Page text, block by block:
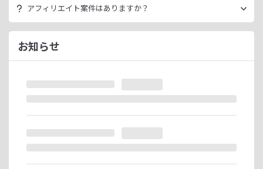
サジェスト情報を出さない仕様になっております。
今後はサジェスト以外のキーワード取得手段も有料プランに
て提供してまいりますので、そちらにて対応できる見通しで
ございます。
詳細は ラッコキーワードAPIドキュメント
い。
アフィリエイト案件はありますか？
ラッコIDアフィリエイトにて、「ラッコキーワード」のアフ
ィリエイト案件をお取り扱いいたしております。
無料のユーザー登録、利用開始（初回ログイン）と有料プラ
※ラッコIDの重複登録と思われる場合は、成果が発生いたし
ません。
ラッコIDアフィリエイトは、「ユーザー情報」「銀行口座情
報」をご登録いただくことで即日ご利用開始いただけます。
お知らせ